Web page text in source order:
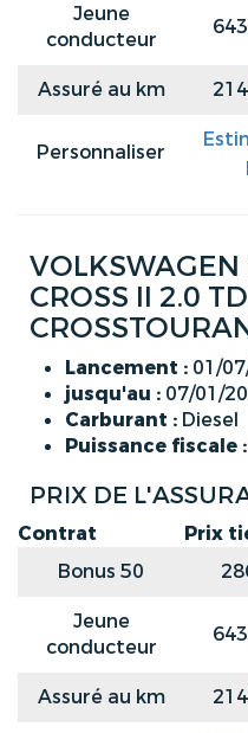
Jeune
conducteur
Assuré au km
Personnaliser
CROSS II 2.0
Lancement : 01/
jusqu'au : 07/01/
Carburant : Diesel
Puissance fiscale :
PRIX DE
Contrat Prix
Bonus 50
Jeune
conducteur
Assuré au km